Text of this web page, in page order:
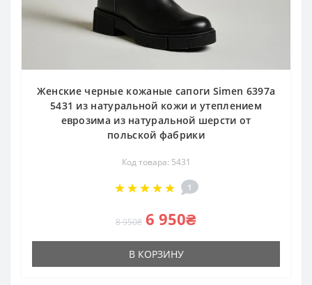
Женские черные кожаные сапоги Simen 6397a
5431 из натуральной кожи и утеплением
еврозима из натуральной шерсти от
польской фабрики
Код товара: 5431
1
8 950₴ 6 950₴
В КОРЗИНУ